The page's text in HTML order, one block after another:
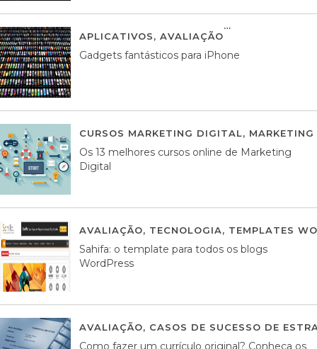
APLICATIVOS, AVALIAÇÃO
Gadgets fantásticos para iPhone
CURSOS MARKETING DIGITAL,
Os 13 melhores cursos online de Marketing
Digital
AVALIAÇÃO, TECNOLOGIA, TEMPLATES
Sahifa: o template para todos os blogs
WordPress
AVALIAÇÃO, CASOS DE SUCESSO DE
Como fazer um currículo original? Conheça os